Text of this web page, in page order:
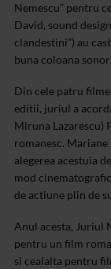
Nemescu” pentru
David, sound
clandestini”) au
buna coloana
Din cele patru
editii, juriul a
Miruna Lazarescu)
romanesc.
alegerea acestuia
mod
de actiune plin de
Anul acesta, Juriul
pentru un film
si cealalta pentru